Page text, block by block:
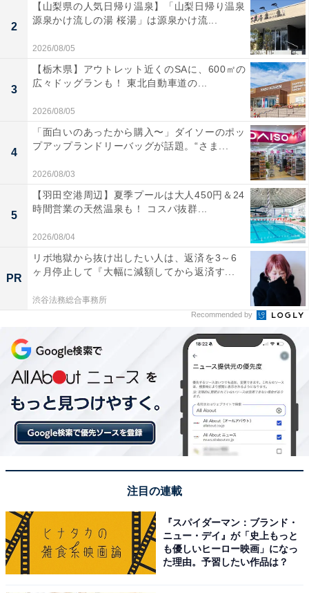
2
【山梨県の人気日帰り温泉】「山梨日帰り温泉
源泉かけ流しの湯 桜湯」は源泉かけ流...
2026/08/05
3
【栃木県】アウトレット近くのSAに、600㎡の
広々ドッグランも！ 東北自動車道の...
2026/08/05
4
「面白いのあったから購入〜」ダイソーのポッ
プアップランドリーバッグが話題。“さま...
2026/08/03
5
【羽田空港周辺】夏季プールは大人450円＆24
時間営業の天然温泉も！ コスパ抜群...
2026/08/04
PR
リボ地獄から抜け出したい人は、返済を3～6
ヶ月停止して『大幅に減額してから返済す...
渋谷法務総合事務所
Recommended by
注目の連載
『スパイダーマン：ブランド・
ニュー・デイ』が「史上もっと
も優しいヒーロー映画」になっ
た理由。予習したい作品は？